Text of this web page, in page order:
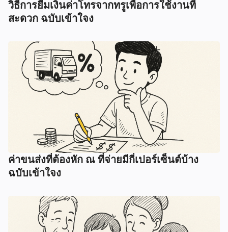
วิธีการยืมเงินค่าโทรจากทรูเพื่อการใช้งานที่
สะดวก ฉบับเข้าใจง
ค่าขนส่งที่ต้องหัก ณ ที่จ่ายมีกี่เปอร์เซ็นต์บ้าง
ฉบับเข้าใจง